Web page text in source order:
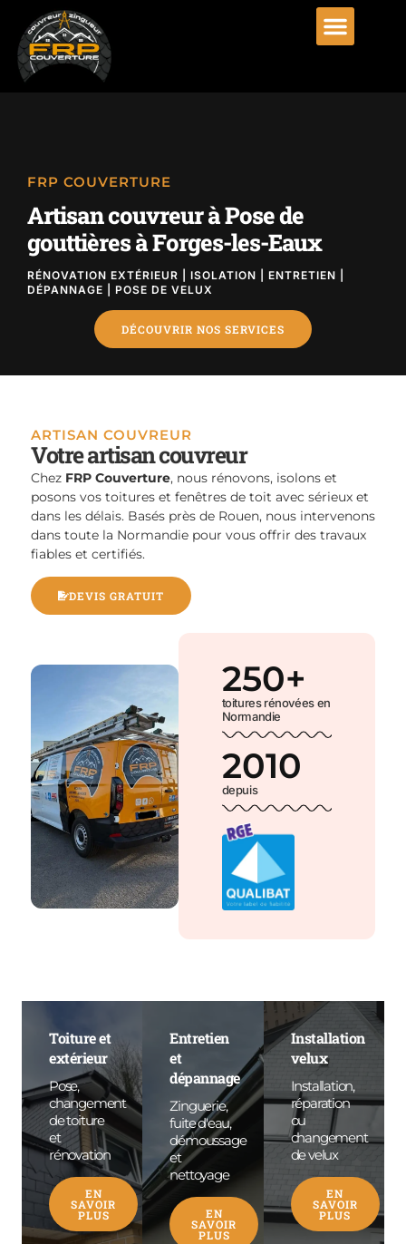
FRP COUVERTURE
Artisan couvreur à Pose de
gouttières à Forges-les-Eaux
RÉNOVATION EXTÉRIEUR | ISOLATION | ENTRETIEN |
DÉPANNAGE | POSE DE VELUX
DÉCOUVRIR NOS SERVICES
toitures rénovées en
Normandie
250+
depuis
2010
ARTISAN COUVREUR
Votre artisan couvreur
Chez FRP Couverture, nous rénovons, isolons et
posons vos toitures et fenêtres de toit avec sérieux et
dans les délais. Basés près de Rouen, nous intervenons
dans toute la Normandie pour vous offrir des travaux
fiables et certifiés.
DEVIS GRATUIT
Toiture et
extérieur
Pose,
changement
de toiture
et
rénovation
EN
SAVOIR
PLUS
Entretien
et
dépannage
Zinguerie,
fuite d'eau,
démoussage
et
nettoyage
EN
SAVOIR
PLUS
Installation
velux
Installation,
réparation
ou
changement
de velux
EN
SAVOIR
PLUS